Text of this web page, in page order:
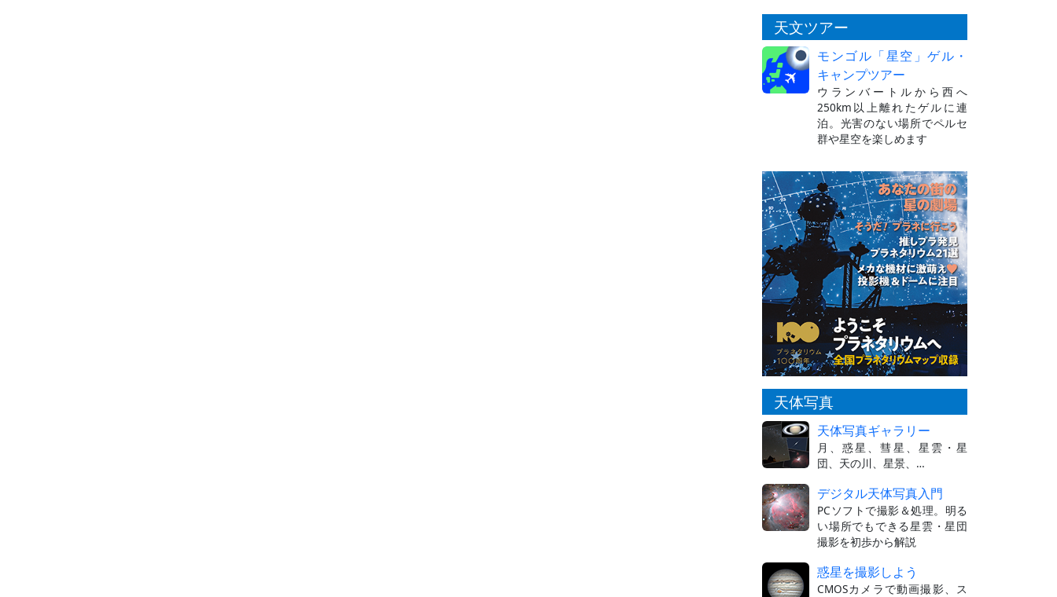
天文ツアー
モンゴル「星空」ゲル・
キャンプツアー
ウランバートルから西へ
250km以上離れたゲルに連
泊。光害のない場所でペルセ
群や星空を楽しめます
天体写真
天体写真ギャラリー
月、惑星、彗星、星雲・星
団、天の川、星景、…
デジタル天体写真入門
PCソフトで撮影＆処理。明る
い場所でもできる星雲・星団
撮影を初歩から解説
惑星を撮影しよう
CMOSカメラで動画撮影、ス